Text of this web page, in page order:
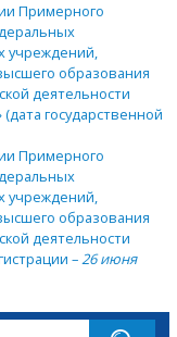
Примерного
учреждений,
образования
деятельности
(дата государственной
Примерного
учреждений,
образования
деятельности
–26 июня